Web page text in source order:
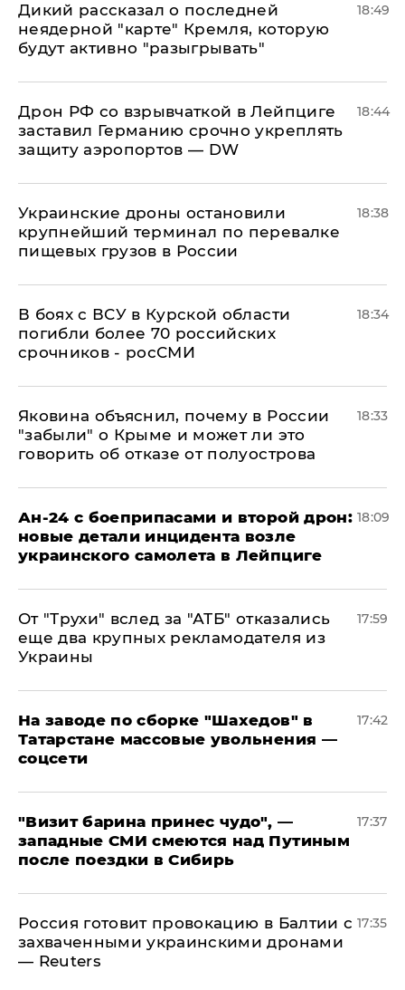
Дикий рассказал о последней
неядерной "карте" Кремля, которую
будут активно "разыгрывать"
18:49
​Дрон РФ со взрывчаткой в Лейпциге
заставил Германию срочно укреплять
защиту аэропортов — DW
18:44
Украинские дроны остановили
крупнейший терминал по перевалке
пищевых грузов в России
18:38
В боях с ВСУ в Курской области
погибли более 70 российских
срочников - росСМИ
18:34
Яковина объяснил, почему в России
"забыли" о Крыме и может ли это
говорить об отказе от полуострова
18:33
Ан-24 с боеприпасами и второй дрон:
новые детали инцидента возле
украинского самолета в Лейпциге
18:09
От "Трухи" вслед за "АТБ" отказались
еще два крупных рекламодателя из
Украины
17:59
На заводе по сборке "Шахедов" в
Татарстане массовые увольнения —
соцсети
17:42
"Визит барина принес чудо", —
западные СМИ смеются над Путиным
после поездки в Сибирь
17:37
​Россия готовит провокацию в Балтии с
захваченными украинскими дронами
— Reuters
17:35